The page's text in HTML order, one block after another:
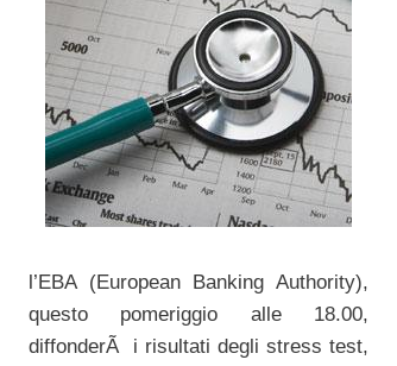
l’EBA (European Banking Authority),
questo pomeriggio alle 18.00,
diffonderÃ i risultati degli stress test,